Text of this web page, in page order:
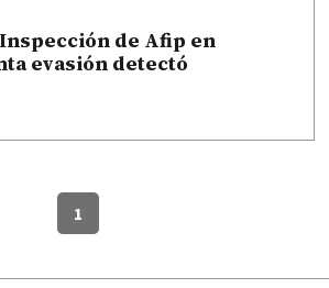
de Afip en
evasión detectó
1